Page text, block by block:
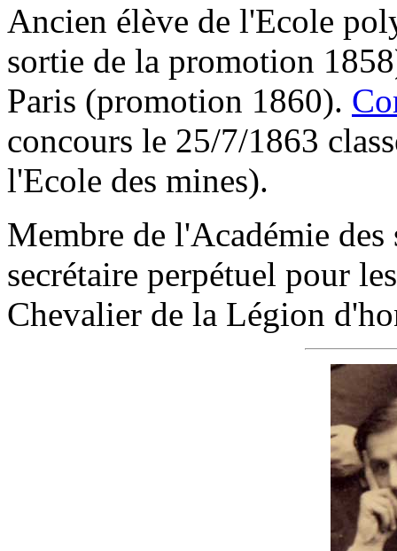
Ancien élève de l'Ecole
sortie de la promotion
Paris (promotion 1860).
concours le 25/7/1863
l'Ecole des mines).
Membre de l'Académie
secrétaire perpétuel pour
Chevalier de la Légion